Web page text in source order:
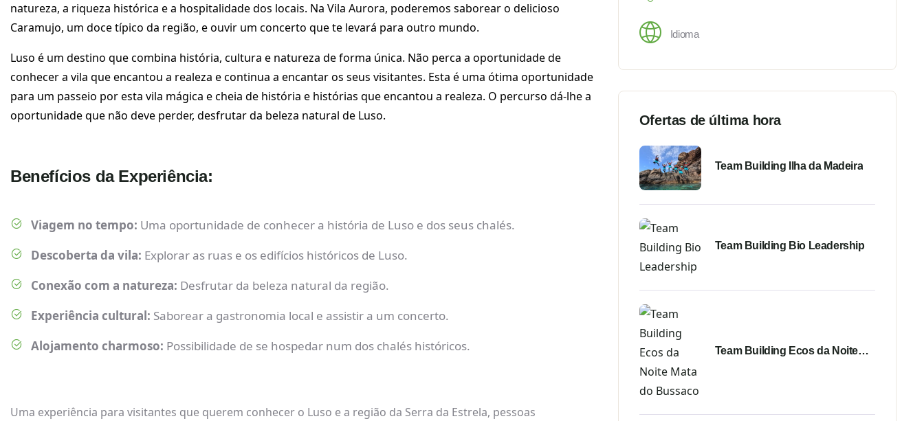
natureza, a riqueza histórica e a hospitalidade dos locais. Na Vila Aurora, poderemos saborear o delicioso
Caramujo, um doce típico da região, e ouvir um concerto que te levará para outro mundo.
Luso é um destino que combina história, cultura e natureza de forma única. Não perca a oportunidade de
conhecer a vila que encantou a realeza e continua a encantar os seus visitantes. Esta é uma ótima oportunidade
para um passeio por esta vila mágica e cheia de história e histórias que encantou a realeza. O percurso dá-lhe a
oportunidade que não deve perder, desfrutar da beleza natural de Luso.
Benefícios da Experiência:
Viagem no tempo: Uma oportunidade de conhecer a história de Luso e dos seus chalés.
Descoberta da vila: Explorar as ruas e os edifícios históricos de Luso.
Conexão com a natureza: Desfrutar da beleza natural da região.
Experiência cultural: Saborear a gastronomia local e assistir a um concerto.
Alojamento charmoso: Possibilidade de se hospedar num dos chalés históricos.
Uma experiência para visitantes que querem conhecer o Luso e a região da Serra da Estrela, pessoas
Idioma
Ofertas de última hora
Team Building Ilha da Madeira
Team Building Bio Leadership
Team Building Ecos da Noite